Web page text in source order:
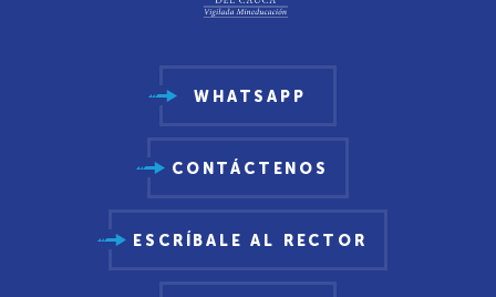
WHATSAPP
CONTÁCTENOS
ESCRÍBALE AL RECTOR